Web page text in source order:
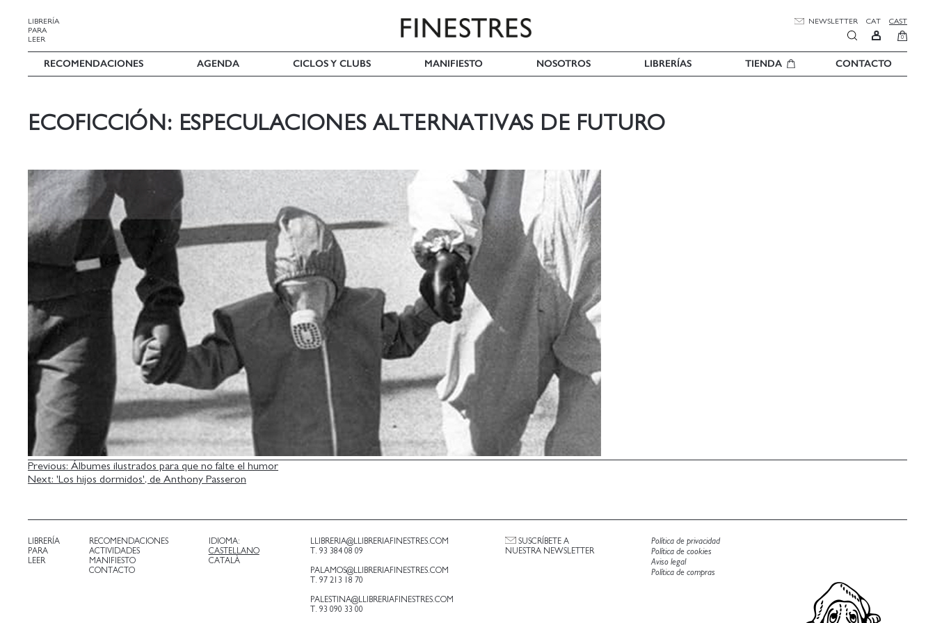
LIBRERÍA
PARA
LEER
NEWSLETTER CAT CAST
0
RECOMENDACIONES AGENDA CICLOS Y CLUBS MANIFIESTO NOSOTROS LIBRERÍAS TIENDA CONTACTO
ECOFICCIÓN: ESPECULACIONES ALTERNATIVAS DE FUTURO
NAVEGACIÓN
DE
Previous: Álbumes ilustrados para que no falte el humor
Next: 'Los hijos dormidos', de Anthony Passeron
LIBRERÍA
PARA
LEER
RECOMENDACIONES
ACTIVIDADES
MANIFIESTO
CONTACTO
IDIOMA:
CASTELLANO
CATALÀ
LLIBRERIA@LLIBRERIAFINESTRES.COM
T. 93 384 08 09
PALAMOS@LLIBRERIAFINESTRES.COM
T. 97 213 18 70
PALESTINA@LLIBRERIAFINESTRES.COM
T. 93 090 33 00
SUSCRÍBETE A
NUESTRA NEWSLETTER
Política de privacidad
Política de cookies
Aviso legal
Política de compras